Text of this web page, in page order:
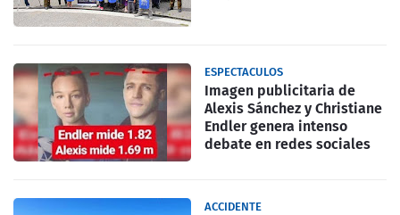
ESPECTACULOS
Imagen publicitaria de
Alexis Sánchez y Christiane
Endler genera intenso
debate en redes sociales
ACCIDENTE